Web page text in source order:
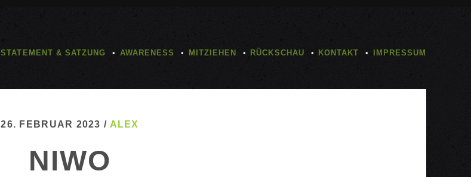
STATEMENT & SATZUNG AWARENESS MITZIEHEN RÜCKSCHAU KONTAKT IMPRESSUM
26. FEBRUAR 2023 / ALEX
NIWO